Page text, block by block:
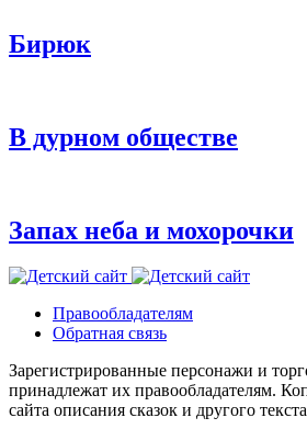
Бирюк
В дурном обществе
Запах неба и мохорочки
Правообладателям
Обратная связь
Зарегистрированные персонажи и
принадлежат их правообладателям.
сайта описания сказок и другого